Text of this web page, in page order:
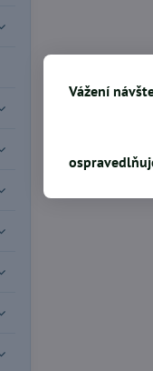
Vážení